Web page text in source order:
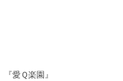
『愛Ｑ楽園』